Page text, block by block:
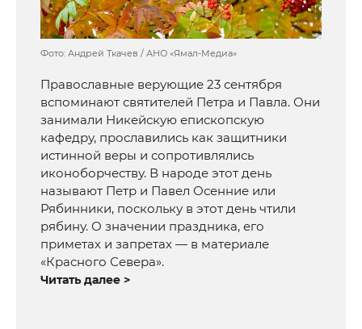
Фото: Андрей Ткачев / АНО «Ямал-Медиа»
Православные верующие 23 сентября
вспоминают святителей Петра и Павла. Они
занимали Никейскую епископскую
кафедру, прославились как защитники
истинной веры и сопротивлялись
иконоборчеству. В народе этот день
называют Петр и Павел Осенние или
Рябинники, поскольку в этот день чтили
рябину. О значении праздника, его
приметах и запретах — в материале
«Красного Севера».
Читать далее >